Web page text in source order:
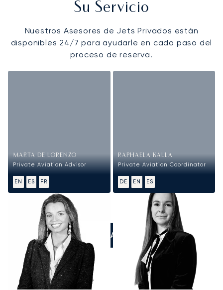
Su Servicio
Nuestros Asesores de Jets Privados están
disponibles 24/7 para ayudarle en cada paso del
proceso de reserva.
MARTA DE LORENZO
Private Aviation Advisor
EN ES FR
RAPHAELA KALLA
Private Aviation Coordinator
DE EN ES
LLÁMANOS